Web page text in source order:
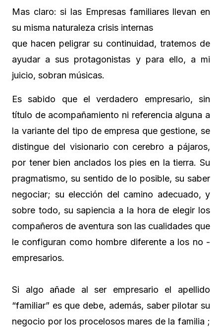
Mas claro: si las Empresas familiares llevan en
su misma naturaleza crisis internas
que hacen peligrar su continuidad, tratemos de
ayudar a sus protagonistas y para ello, a mi
juicio, sobran músicas.
Es sabido que el verdadero empresario, sin
título de acompañamiento ni referencia alguna a
la variante del tipo de empresa que gestione, se
distingue del visionario con cerebro a pájaros,
por tener bien anclados los pies en la tierra. Su
pragmatismo, su sentido de lo posible, su saber
negociar; su elección del camino adecuado, y
sobre todo, su sapiencia a la hora de elegir los
compañeros de aventura son las cualidades que
le configuran como hombre diferente a los no -
empresarios.
Si algo añade al ser empresario el apellido
“familiar” es que debe, además, saber pilotar su
negocio por los procelosos mares de la familia ;